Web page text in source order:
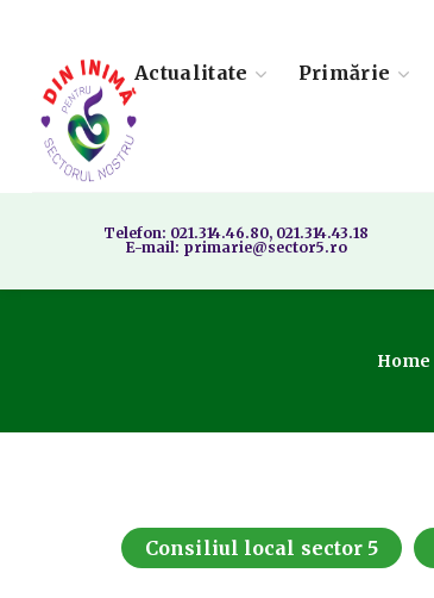
Actualitate Primărie
Telefon: 021.314.46.80, 021.314.43.18
E-mail: primarie@sector5.ro
Home
Consiliul local sector 5